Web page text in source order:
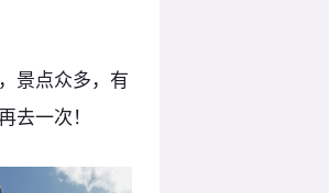
景点众多，有
去一次！